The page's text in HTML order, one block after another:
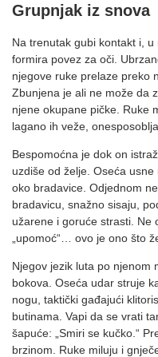
Grupnjak iz snova
Na trenutak gubi kontakt i,
formira povez za oči.
njegove ruke prelaze preko
Zbunjena je ali ne može da
njene okupane pičke. Ruke
lagano ih veže,
Bespomoćna je dok on
uzdiše od želje. Oseća
oko bradavice. Odjednom
bradavicu, snažno sisaju,
užarene i goruće strasti. Ne
„upomoć“… ovo je ono što
Njegov jezik luta po njenom
bokova. Oseća udar struje
nogu, taktički gađajući
butinama. Vapi da se vrati
šapuće: „Smiri se kučko.“
brzinom. Ruke miluju i